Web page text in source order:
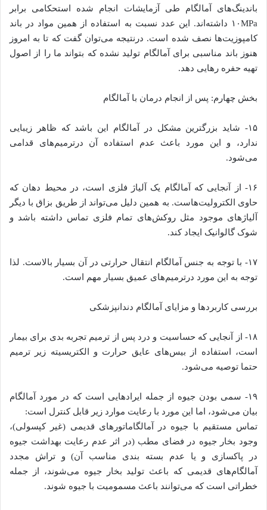
باندینگ‌های آمالگام طی آزمایشات انجام شده استحکامی برابر
۱۰MPa داشته‌اند. این عدد نسبت به استفاده از همین مواد در باند
کامپوزیت‌ها نصف شده است. درنتیجه می‌توان گفت که تا به امروز
هنوز باند مناسبی برای آمالگام تولید نشده که بتواند ما را از اصول
تهیه حفره رهایی دهد.
بخش چهارم: پس از انجام درمان با آمالگام
۱۵- شاید بزرگترین مشکل در آمالگام این باشد که ظاهر زیبایی
ندارد، و این مورد باعث عدم استفاده آن درترمیم‌های قدامی
می‌شود.
۱۶- از آنجایی که آمالگام یک آلیاژ فلزی است، در محیط دهان که
حاوی الکترولیت‌هاست. به همین دلیل می‌تواند از طریق بزاق با دیگر
آلیاژهای موجود مثل روکش‌های تمام فلزی تماس داشته باشد و
شوک گالوانیک ایجاد کند.
۱۷- با توجه به جنس آمالگام انتقال حرارتی در آن بسیار بالاست. لذا
توجه به این مورد درترمیم‌های عمیق بسیار مهم است.
بررسی کاربردها و مزایای آمالگام دندانپزشکی
۱۸- از آنجایی که حساسیت و درد پس از ترمیم تجربه بدی برای بیمار
است، استفاده از بیس‌های عایق حرارت و الکتریسیته زیر ترمیم
حتما توصیه می‌شود.
۱۹- سمی بودن جیوه از جمله ایرادهایی است که در مورد آمالگام
بیان می‌شود، اما این مورد با رعایت موارد زیر قابل کنترل است:
تماس مستقیم با جیوه در آمالگاماتورهای قدیمی (غیر کپسولی)،
وجود بخار جیوه در فضای مطب (در اثر عدم رعایت بهداشت جیوه
در پاکسازی و یا عدم بسته بندی مناسب آن) و تراش مجدد
آمالگام‌های قدیمی که باعث تولید بخار جیوه می‌شوند، از جمله
خطراتی است که می‌توانند باعث مسمومیت با جیوه شوند.